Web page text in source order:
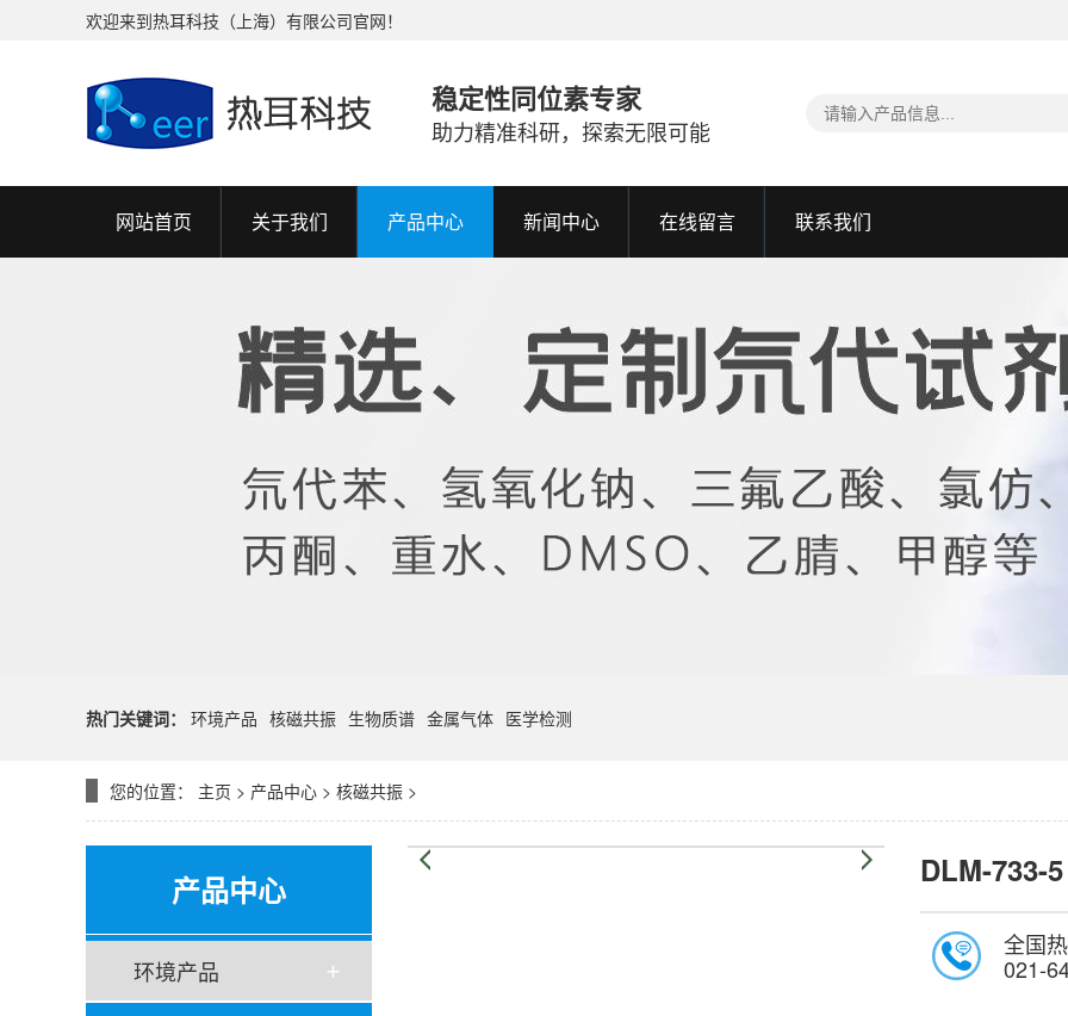
欢迎来到热耳科技（上海）有限公司官网！
稳定性同位素专家
助力精准科研，探索无限可能
网站首页 关于我们 产品中心 新闻中心 在线留言 联系我们
热门关键词： 环境产品 核磁共振 生物质谱 金属气体 医学检测
您的位置： 主页 > 产品中心 > 核磁共振 >
产品中心
环境产品
DLM-733-5
全国
021-